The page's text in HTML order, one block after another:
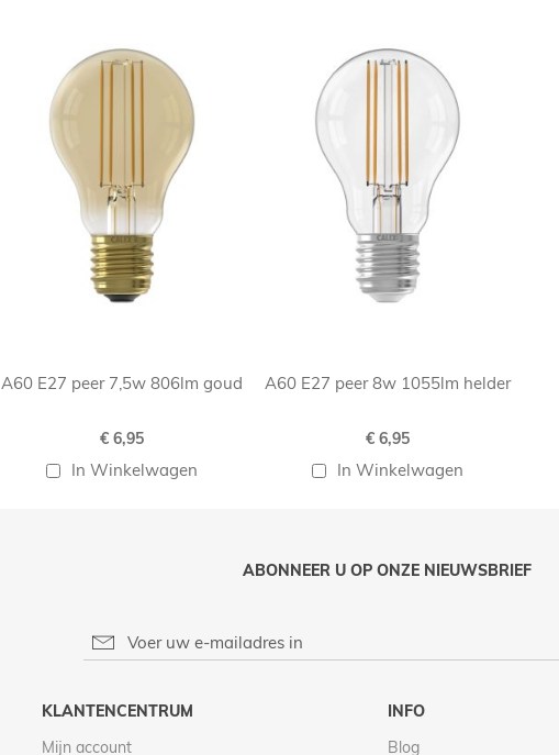
A60 E27 peer 7,5w 806lm goud
€ 6,95
In Winkelwagen
A60 E27 peer 8w 1055lm helder
€ 6,95
In Winkelwagen
ABONNEER U OP ONZE NIEUWSBRIEF
KLANTENCENTRUM
Mijn account
INFO
Blog